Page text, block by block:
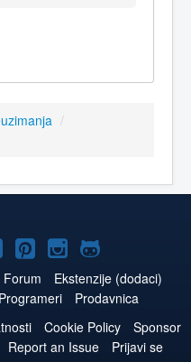
/
naLinkedIn
Joomla!
na
Pinterest
Joomla!
na
Instagram
Joomla!
na
GitHub
Forum
Ekstenzije (dodaci)
Programeri
Prodavnica
Cookie Policy
Sponsor
Report an Issue Prijavi se